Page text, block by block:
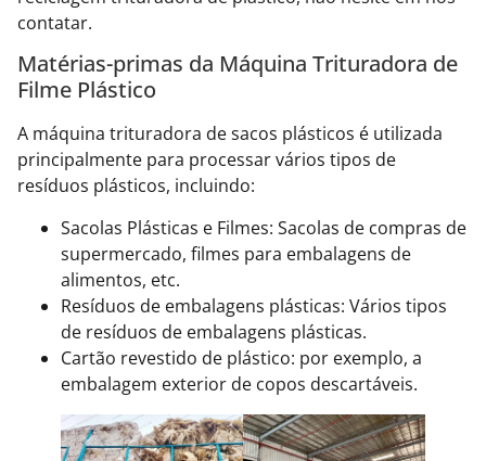
contatar.
Matérias-primas da Máquina Trituradora de
Filme Plástico
A máquina trituradora de sacos plásticos é utilizada
principalmente para processar vários tipos de
resíduos plásticos, incluindo:
Sacolas Plásticas e Filmes: Sacolas de compras de
supermercado, filmes para embalagens de
alimentos, etc.
Resíduos de embalagens plásticas: Vários tipos
de resíduos de embalagens plásticas.
Cartão revestido de plástico: por exemplo, a
embalagem exterior de copos descartáveis.